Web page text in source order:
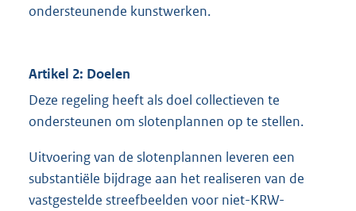
ondersteunende kunstwerken.
Artikel 2: Doelen
Deze regeling heeft als doel collectieven te
ondersteunen om slotenplannen op te stellen.
Uitvoering van de slotenplannen leveren een
substantiële bijdrage aan het realiseren van de
vastgestelde streefbeelden voor niet-KRW-